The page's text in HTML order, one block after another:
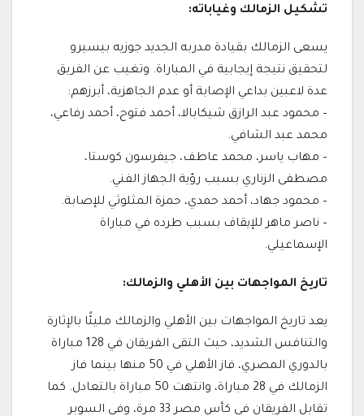
تشكيل الزمالك وغياباته:
يسعى الزمالك بقيادة مدربه الجديد جوزيه بيسيرو
لتحقيق نتيجة إيجابية في المباراة. وتغيب عن الفريق
عدة لاعبين بداعي الإصابة أو عدم الجاهزية، أبرزهم:
– محمود عبد الرازق شيكابالا، أحمد فتوح، أحمد رفاعي،
محمد عبد الشافي.
– مهاب ياسر، محمد عاطف، جيفرسون كوستا،
مصطفى الزناري بسبب رؤية الجهاز الفني.
– محمود جهاد، أحمد حمدي، حمزة المثلوثي للإصابة.
– ناصر ماهر للإيقاف بسبب طرده في مباراة
الإسماعيلي.
تاريخ المواجهات بين الأهلي والزمالك:
يعد تاريخ المواجهات بين الأهلي والزمالك مليئًا بالإثارة
والتنافس الشديد، حيث التقى الفريقان في 128 مباراة
بالدوري المصري، فاز الأهلي في 50 منها بينما فاز
الزمالك في 28 مباراة، وانتهت 50 مباراة بالتعادل. كما
تقابل الفريقان في كأس مصر 33 مرة، وفي السوبر